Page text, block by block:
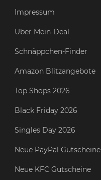
Impressum
Über Mein-Deal
Schnäppchen-Finder
Amazon Blitzangebote
Top Shops 2026
Black Friday 2026
Singles Day 2026
Neue PayPal Gutscheine
Neue KFC Gutscheine